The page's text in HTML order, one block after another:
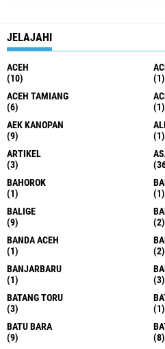
JELAJAHI
ACEH
(10)
(1)
ACEH TAMIANG
(6)
(1)
AEK KANOPAN
(9)
(1)
ARTIKEL
(3)
BAHOROK
(1)
(1)
BALIGE
(9)
(2)
BANDA ACEH
(1)
(2)
BANJARBARU
(1)
(3)
BATANG TORU
(3)
(1)
BATU BARA
(9)
(8)